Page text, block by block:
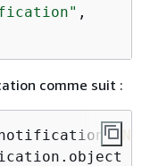
,
comme suit :
: